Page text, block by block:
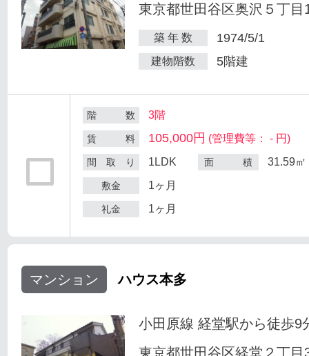
東京都世田谷区奥沢５丁目
築 年 数 1974/5/1
建物階数 5階建
階 数 3階
賃 料 105,000円 (管理費等： - 円)
間 取 り 1LDK 面 積 31.59㎡
敷金 1ヶ月
礼金 1ヶ月
マンション ハウス本多
小田原線 経堂駅から徒歩9
東京都世田谷区経堂２丁目